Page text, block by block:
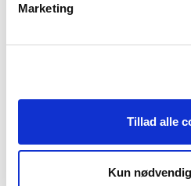
Marketing
Tillad alle
Kun
Efter sommerferien skal
Det giver familien håb om, at
hun har brug for – og at